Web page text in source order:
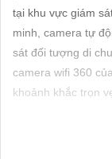
ĐẶT
PHỤ
KIỆN
tại khu vực giám
minh, camera tự
sát đối tượng di
camera wifi 360
khoảnh khắc trọn